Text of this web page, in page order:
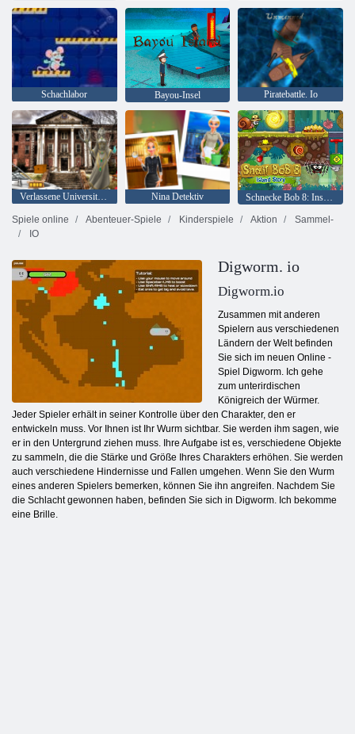
Schachlabor Bayou-Insel Piratebattle. Io
Nina Detektiv
Schnecke Bob 8: Inselgeschichte
Spiele online
Abenteuer-Spiele Kinderspiele Aktion
Sammel-
IO
Digworm. io
Digworm.io
Zusammen mit anderen
Spielern aus verschiedenen
Ländern der Welt befinden
Sie sich im neuen Online -
Spiel Digworm. Ich gehe
zum unterirdischen
Königreich der Würmer.
Jeder Spieler erhält in seiner Kontrolle über den Charakter, den er
entwickeln muss. Vor Ihnen ist Ihr Wurm sichtbar. Sie werden ihm sagen, wie
er in den Untergrund ziehen muss. Ihre Aufgabe ist es, verschiedene Objekte
zu sammeln, die die Stärke und Größe Ihres Charakters erhöhen. Sie werden
auch verschiedene Hindernisse und Fallen umgehen. Wenn Sie den Wurm
eines anderen Spielers bemerken, können Sie ihn angreifen. Nachdem Sie
die Schlacht gewonnen haben, befinden Sie sich in Digworm. Ich bekomme
eine Brille.